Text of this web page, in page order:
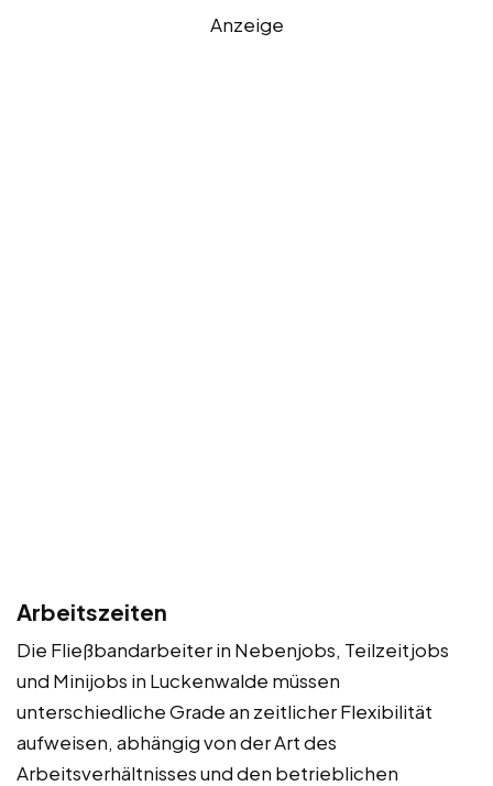
Anzeige
Arbeitszeiten
Die Fließbandarbeiter in Nebenjobs, Teilzeitjobs
und Minijobs in Luckenwalde müssen
unterschiedliche Grade an zeitlicher Flexibilität
aufweisen, abhängig von der Art des
Arbeitsverhältnisses und den betrieblichen